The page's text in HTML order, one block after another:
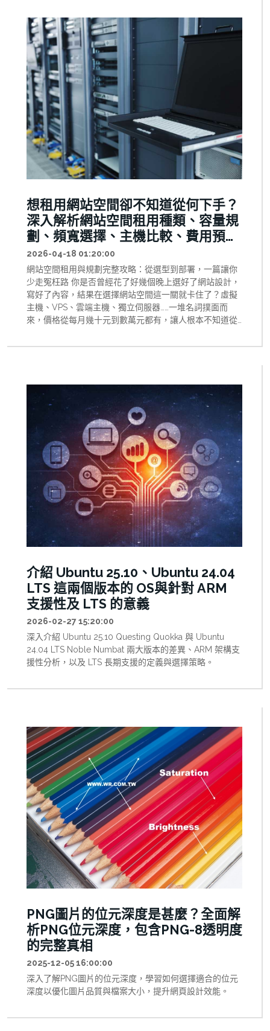
文、Google 官方說明、獨立第三方實驗報告裡，把這些
主張一條一條拆開來檢驗。寫這篇文章的目的不是追熱
度，而是站在我們的本業——技術正確的網頁設計——告
訴你哪些工程方法在底層原理上站得住腳，哪些其實連基
本的技術合理性都沒有。 有些事我們現在仍然無法 100%
確定，這篇文章會誠實標明。但比起那些把不確定包裝成
保證的內容，我們相信誠實的客觀論述對讀者更有價值。
想租用網站空間卻不知道從何下手？
深入解析網站空間租用種類、容量規
劃、頻寬選擇、主機比較、費用預
算，以及常見錯誤，幫助你做出最聰
明的網站空間規劃決策！
2026-04-18 01:20:00
網站空間租用與規劃完整攻略：從選型到部署，一篇讓你
少走冤枉路 你是否曾經花了好幾個晚上選好了網站設計，
寫好了內容，結果在選擇網站空間這一關就卡住了？虛擬
主機、VPS、雲端主機、獨立伺服器……一堆名詞撲面而
來，價格從每月幾十元到數萬元都有，讓人根本不知道從
比當初多花錢更令人頭疼。這篇文章，就是要幫你把網站
介紹 Ubuntu 25.10、Ubuntu 24.04
LTS 這兩個版本的 OS與針對 ARM
支援性及 LTS 的意義
2026-02-27 15:20:00
深入介紹 Ubuntu 25.10 Questing Quokka 與 Ubuntu
24.04 LTS Noble Numbat 兩大版本的差異、ARM 架構支
援性分析，以及 LTS 長期支援的定義與選擇策略。
PNG圖片的位元深度是甚麼？全面解
析PNG位元深度，包含PNG-8透明度
的完整真相
2025-12-05 16:00:00
深入了解PNG圖片的位元深度，學習如何選擇適合的位元
深度以優化圖片品質與檔案大小，提升網頁設計效能。